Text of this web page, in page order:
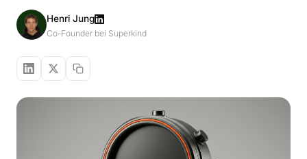
Henri Jung
Co-Founder bei Superkind